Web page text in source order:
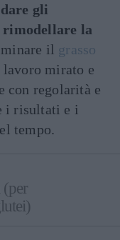
gli
la
il grasso
lavoro mirato e
con regolarità e
i risultati e i
tempo.
(per